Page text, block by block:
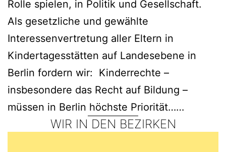
Rolle spielen, in Politik und Gesellschaft.
Als gesetzliche und gewählte
Interessenvertretung aller Eltern in
Kindertagesstätten auf Landesebene in
Berlin fordern wir: Kinderrechte –
insbesondere das Recht auf Bildung –
müssen in Berlin höchste Priorität……
WIR IN DEN BEZIRKEN